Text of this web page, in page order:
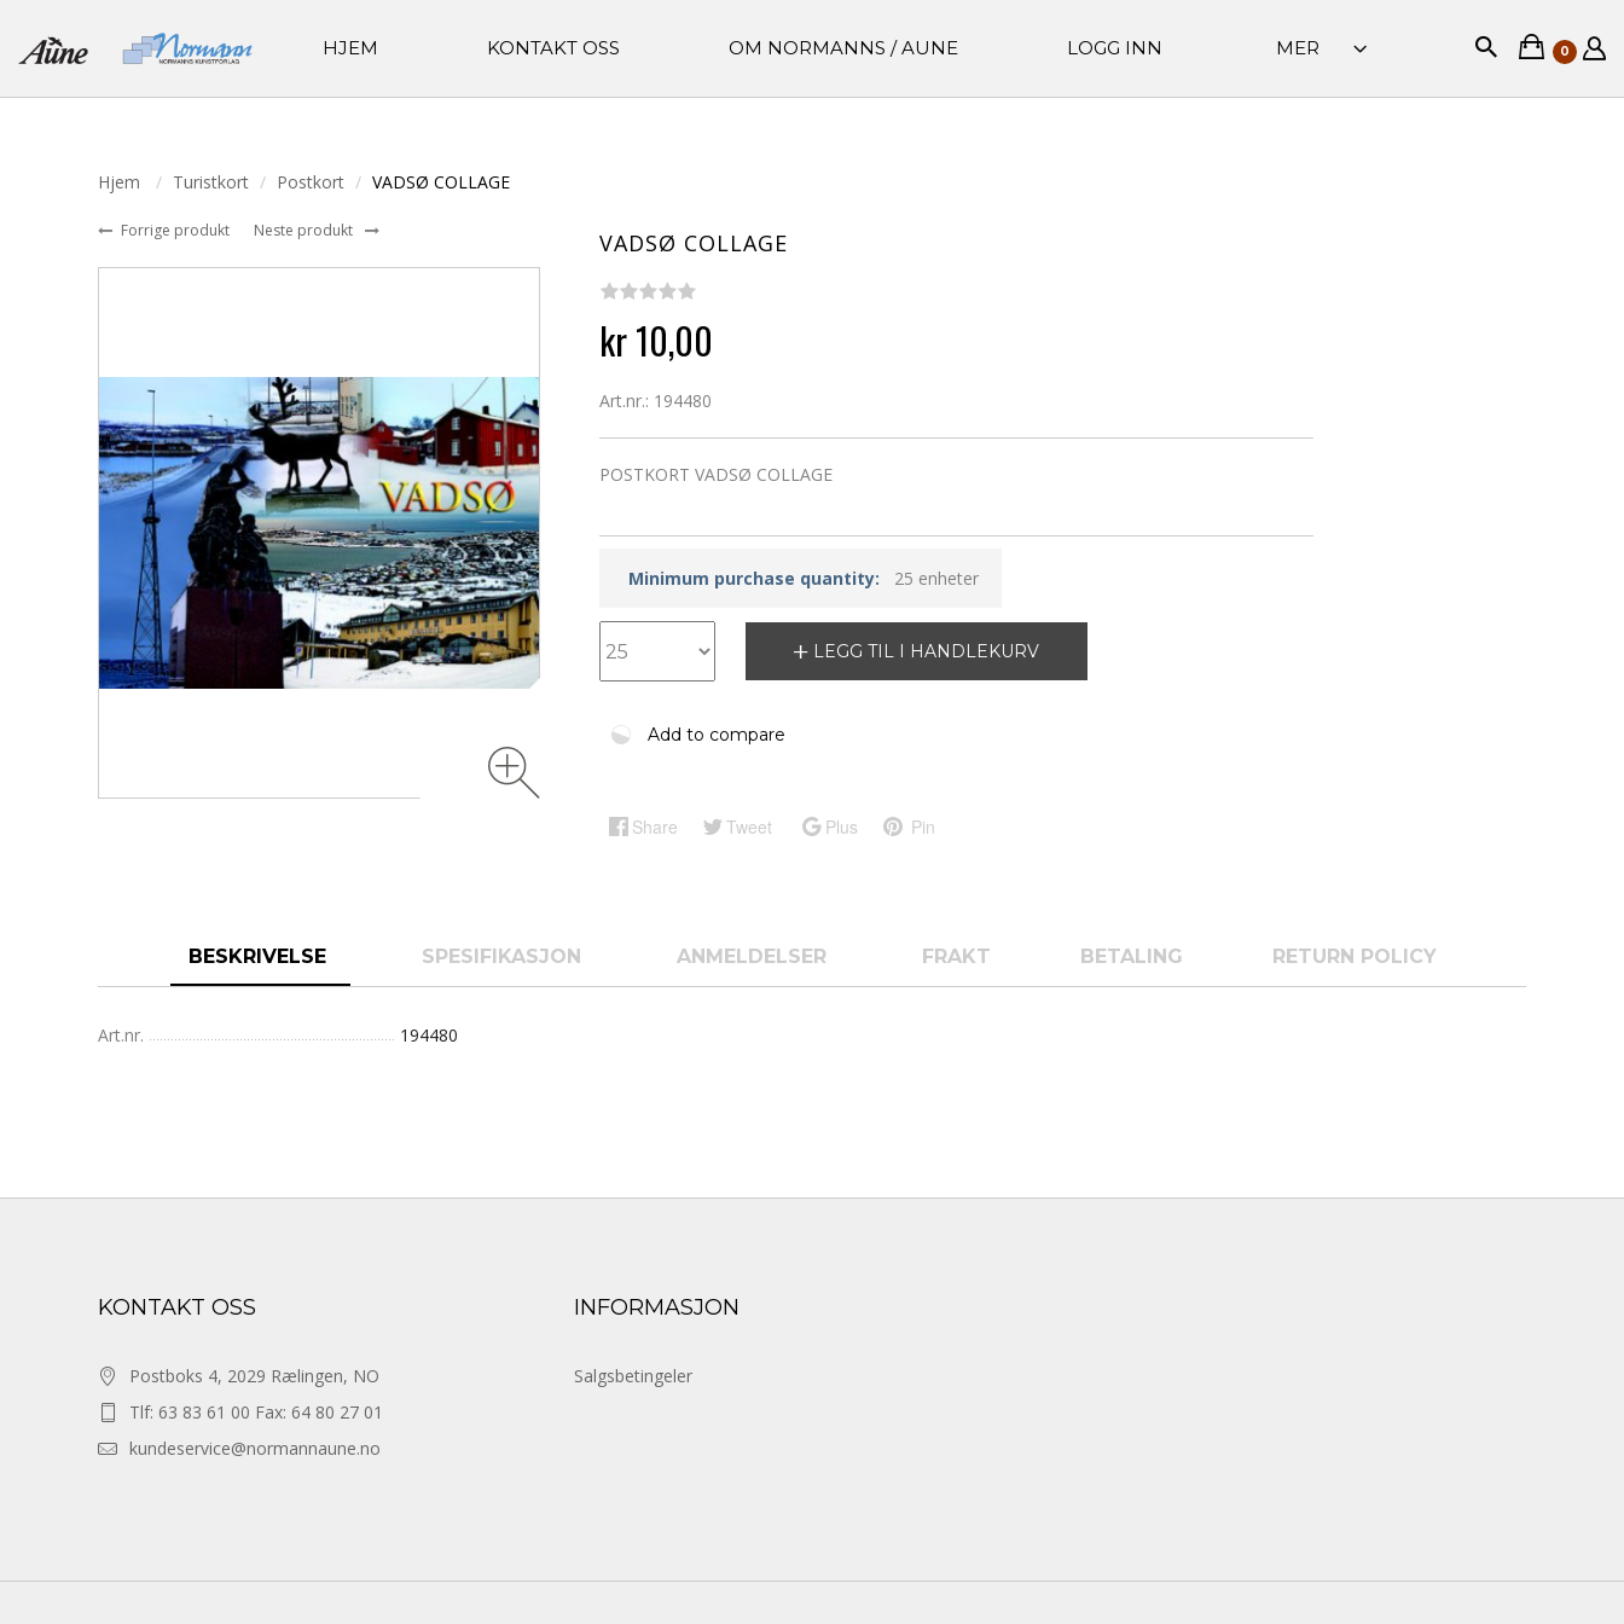
HJEM KONTAKT OSS OM NORMANNS / AUNE LOGG INN MER 0
Hjem Turistkort Postkort VADSØ COLLAGE
Forrige produkt Neste produkt VADSØ COLLAGE
kr 10,00
Art.nr.: 194480
POSTKORT VADSØ COLLAGE
Minimum purchase quantity: 25 enheter
LEGG TIL I HANDLEKURV
Add to compare
Share Tweet Plus Pin
BESKRIVELSE SPESIFIKASJON ANMELDELSER FRAKT BETALING RETURN POLICY
Art.nr. 194480
KONTAKT OSS
Postboks 4, 2029 Rælingen, NO
Tlf: 63 83 61 00 Fax: 64 80 27 01
kundeservice@normannaune.no
INFORMASJON
Salgsbetingeler